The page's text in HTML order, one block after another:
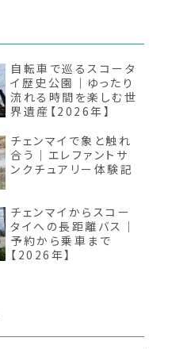
自転車で巡るスコータ
イ歴史公園｜ゆったり
流れる時間を楽しむ世
界遺産【2026年】
チェンマイで象と触れ
合う｜エレファントサ
ンクチュアリー体験記
チェンマイからスコー
タイへの長距離バス｜
予約から乗車まで
【2026年】